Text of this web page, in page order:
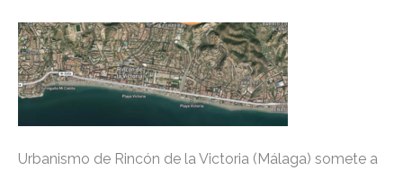
Urbanismo de Rincón de la Victoria (Málaga) somete a